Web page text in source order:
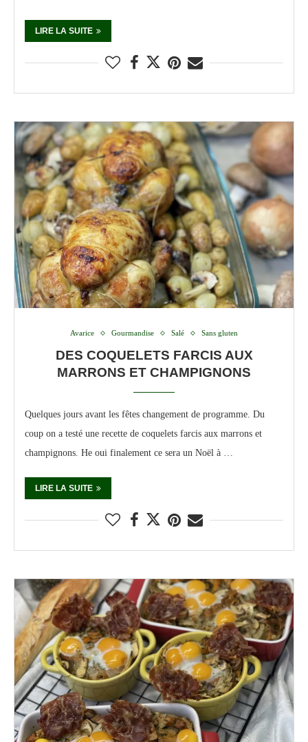
LIRE LA SUITE
Avarice Gourmandise Salé Sans gluten
DES COQUELETS FARCIS AUX
MARRONS ET CHAMPIGNONS
Quelques jours avant les fêtes changement de programme. Du
coup on a testé une recette de coquelets farcis aux marrons et
champignons. He oui finalement ce sera un Noël à …
LIRE LA SUITE